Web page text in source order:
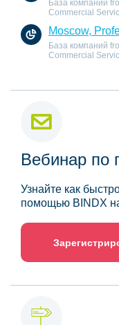
База компаний
Commercial
Moscow,
База компаний
Commercial
Вебинар по
Узнайте как
помощью BINDX